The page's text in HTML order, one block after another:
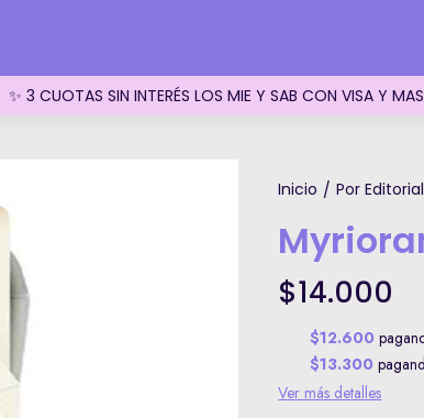
✨ 3 CUOTAS SIN INTERÉS LOS MIE Y SAB CON VISA Y
Inicio / Por Editorial
$14.000
$12.600
$13.300
Ver más detalles